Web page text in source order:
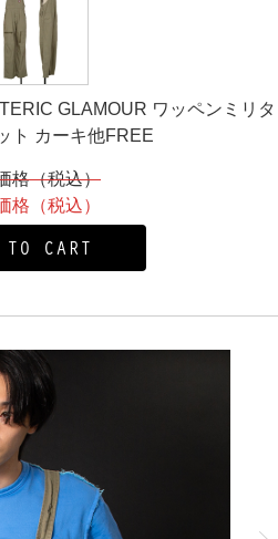
GLAMOUR ワッペンミリタ
ト カーキ他FREE
格（税込）
格（税込）
CART